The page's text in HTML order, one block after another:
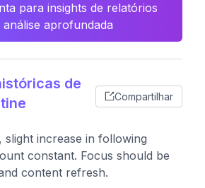
para insights de relatórios
aprofundada
de
Compartilhar
slight increase in following
constant. Focus should be
content refresh.